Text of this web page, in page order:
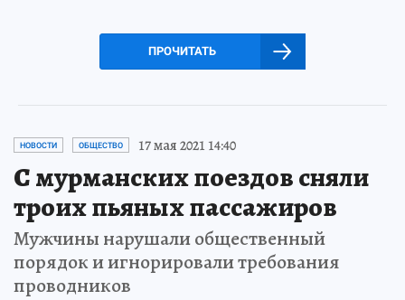
ПРОЧИТАТЬ
НОВОСТИ ОБЩЕСТВО 17 мая 2021 14:40
С мурманских поездов сняли
троих пьяных пассажиров
Мужчины нарушали общественный
порядок и игнорировали требования
проводников